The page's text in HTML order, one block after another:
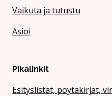
Vaikuta ja tutustu
Asioi
Pikalinkit
Esityslistat, pöytäkirjat,